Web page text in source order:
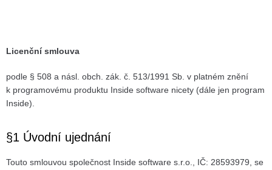
Licenční smlouva
podle § 508 a násl. obch. zák. č. 513/1991 Sb. v platném znění
k programovému produktu Inside software nicety (dále jen program
Inside).
§1 Úvodní ujednání
Touto smlouvou společnost Inside software s.r.o., IČ: 28593979, se